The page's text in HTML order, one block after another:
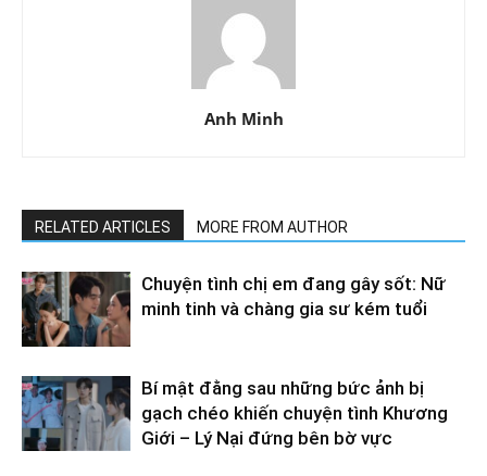
Anh Minh
RELATED ARTICLES MORE FROM AUTHOR
Chuyện tình chị em đang gây sốt: Nữ
minh tinh và chàng gia sư kém tuổi
Bí mật đằng sau những bức ảnh bị
gạch chéo khiến chuyện tình Khương
Giới – Lý Nại đứng bên bờ vực